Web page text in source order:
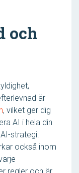
och
är
, vilket ger dig
AI i hela din
strategi.
också inom